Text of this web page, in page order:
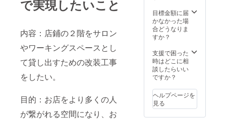
で実現したいこと
内容：店鋪の２階をサロン
やワーキングスペースとし
て貸し出すための改装工事
をしたい。
目的：お店をより多くの人
が繋がれる空間になり、お
年7月〜
2022年
12月ま
ティー
パー
ティ会
場に向
会場の
設営 ③
火おこ
しや水
のお昼
ごはん
の支度
④昼食
目標金額に届
かなかった場
合どうなりま
すか？
支援で困った
時はどこに相
談したらいい
ですか？
ヘルプページを
見る